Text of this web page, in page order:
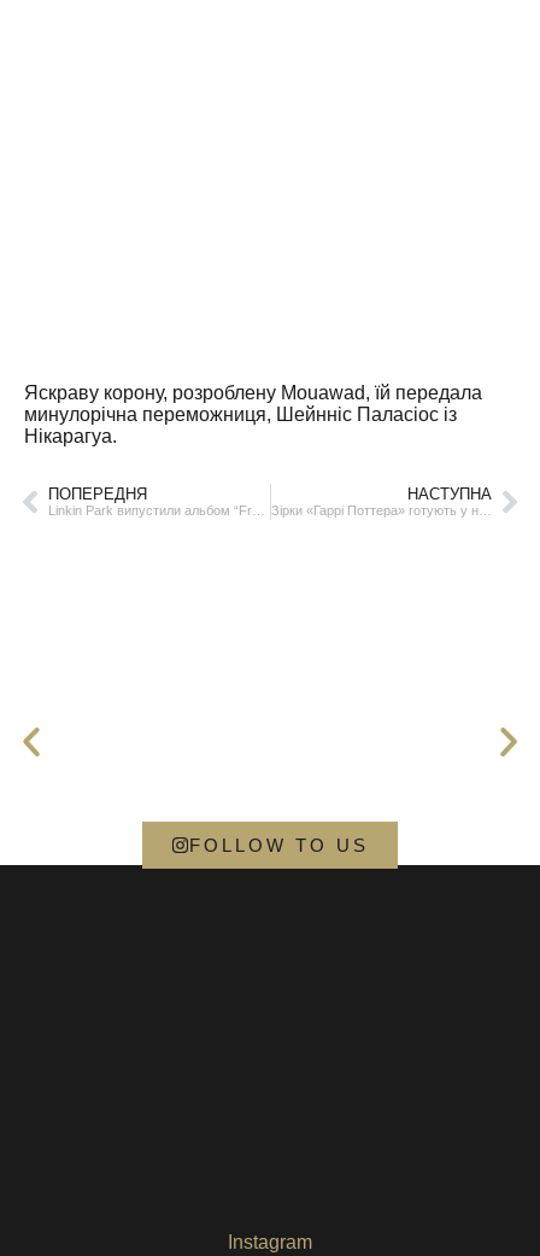
Яскраву корону, розроблену Mouawad, їй передала
минулорічна переможниця, Шейнніс Паласіос із
Нікарагуа.
ПОПЕРЕДНЯ НАСТУПНА
Зірки «Гаррі Поттера» готують у новому кулінарному шоу від HBO
FOLLOW TO US
Instagram